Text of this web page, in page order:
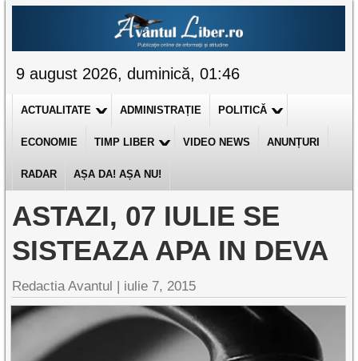
9 august 2026, duminică, 01:46
ACTUALITATE ADMINISTRAȚIE POLITICĂ
ECONOMIE TIMP LIBER VIDEO NEWS ANUNȚURI
RADAR AȘA DA! AȘA NU!
ASTAZI, 07 IULIE SE
SISTEAZA APA IN DEVA
Redactia Avantul | iulie 7, 2015